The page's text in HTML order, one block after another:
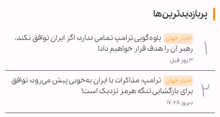
پربازدیدترین‌ها
اخبار جهان یاوه‌گویی ترامپ تمامی ندارد؛ اگر ایران توافق نکند،
رهبر آن را هدف قرار خواهیم داد!
۳ روز قبل
اخبار جهان ترامپ: مذاکرات با ایران به‌خوبی پیش می‌رود؛ توافق
برای بازگشایی تنگه هرمز نزدیک است!
دیروز ۱۷:۲۸